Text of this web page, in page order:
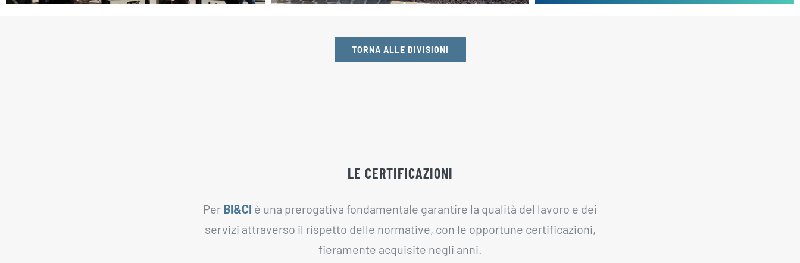
TORNA ALLE DIVISIONI
LE CERTIFICAZIONI
Per BI&CI è una prerogativa fondamentale garantire la qualità del lavoro e dei
servizi attraverso il rispetto delle normative, con le opportune certificazioni,
fieramente acquisite negli anni.